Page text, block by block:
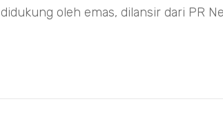
didukung oleh emas, dilansir dari PR